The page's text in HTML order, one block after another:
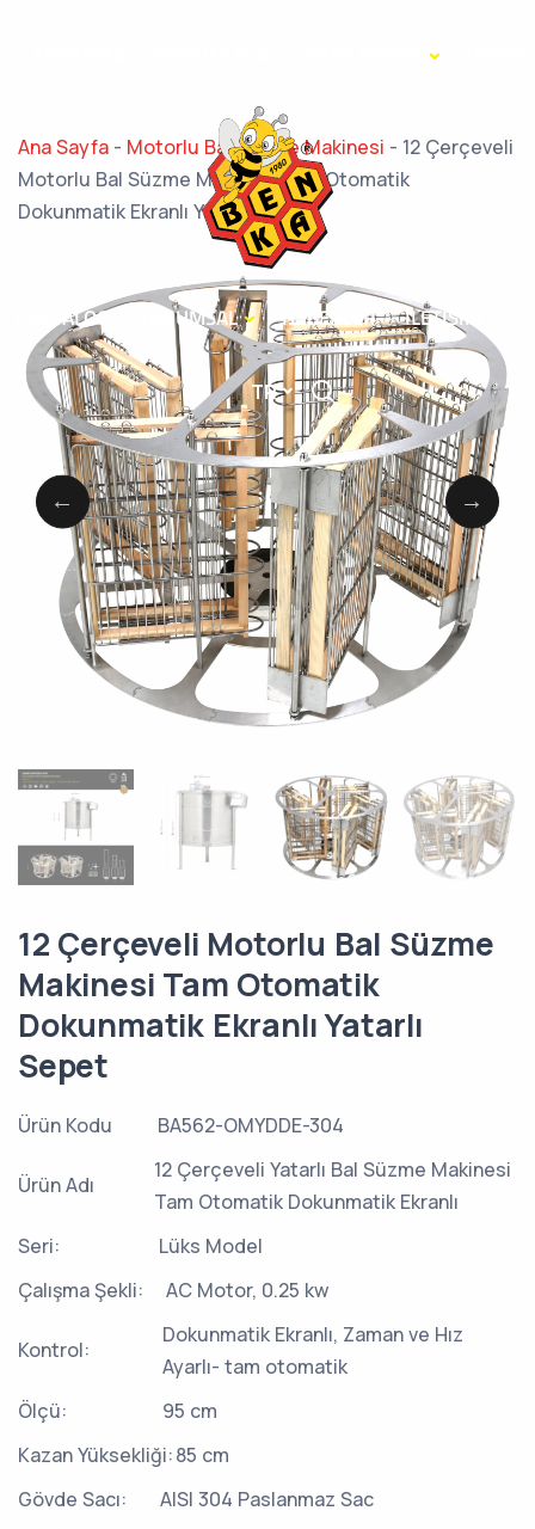
E KATALOG KURUMSAL HABERLER İLETİŞİM
TR
Ana Sayfa - Motorlu Bal Süzme Makinesi - 12 Çerçeveli
Motorlu Bal Süzme Makinesi Tam Otomatik
Dokunmatik Ekranlı Yatarlı Sepet
12 Çerçeveli Motorlu Bal Süzme
Makinesi Tam Otomatik
Dokunmatik Ekranlı Yatarlı
Sepet
Ürün Kodu BA562-OMYDDE-304
Ürün Adı
12 Çerçeveli Yatarlı Bal Süzme Makinesi
Tam Otomatik Dokunmatik Ekranlı
Seri:
Lüks Model
Çalışma Şekli:
AC Motor, 0.25 kw
Kontrol:
Dokunmatik Ekranlı, Zaman ve Hız
Ayarlı- tam otomatik
Ölçü:
95 cm
Kazan Yüksekliği:85 cm
Gövde Sacı:
AISI 304 Paslanmaz Sac